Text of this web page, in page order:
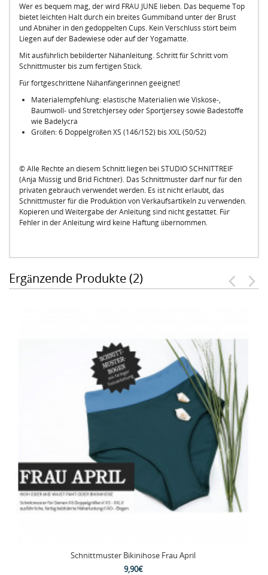
Wer es bequem mag, der wird FRAU JUNE lieben. Das bequeme Top
bietet leichten Halt durch ein breites Gummiband unter der Brust
und Abnäher in den gedoppelten Cups. Kein Verschluss stört beim
Liegen auf der Badewiese oder auf der Yogamatte.
Mit ausführlich bebilderter Nähanleitung. Schritt für Schritt vom
Schnittmuster bis zum fertigen Stück.
Für fortgeschrittene Nähanfängerinnen geeignet!
Materialempfehlung: elastische Materialien wie Viskose-,
Baumwoll- und Stretchjersey oder Sportjersey sowie Badestoffe
wie Badelycra
Größen: 6 Doppelgrößen XS (146/152) bis XXL (50/52)
© Alle Rechte an diesem Schnitt liegen bei STUDIO SCHNITTREIF
(Anja Müssig und Brid Fichtner). Das Schnittmuster darf nur für den
privaten gebrauch verwendet werden. Es ist nicht erlaubt, das
Schnittmuster für die Produktion von Verkaufsartikeln zu verwenden.
Kopieren und Weitergabe der Anleitung sind nicht gestattet. Für
Fehler in der Anleitung wird keine Haftung übernommen.
Ergänzende Produkte (2)
Schnittmuster Bikinihose Frau April
9,90€